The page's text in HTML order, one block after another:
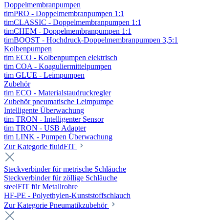
Doppelmembranpumpen
timPRO - Doppelmembranpumpen 1:1
timCLASSIC - Doppelmembranpumpen 1:1
timCHEM - Doppelmembranpumpen 1:1
timBOOST - Hochdruck-Doppelmembranpumpen 3,5:1
Kolbenpumpen
tim ECO - Kolbenpumpen elektrisch
tim COA - Koaguliermittelpumpen
tim GLUE - Leimpumpen
Zubehör
tim ECO - Materialstaudruckregler
Zubehör pneumatische Leimpumpe
Intelligente Überwachung
tim TRON - Intelligenter Sensor
tim TRON - USB Adapter
tim LINK - Pumpen Überwachung
Zur Kategorie fluidFIT
Steckverbinder für metrische Schläuche
Steckverbinder für zöllige Schläuche
steelFIT für Metallrohre
HF-PE - Polyethylen-Kunststoffschlauch
Zur Kategorie Pneumatikzubehör